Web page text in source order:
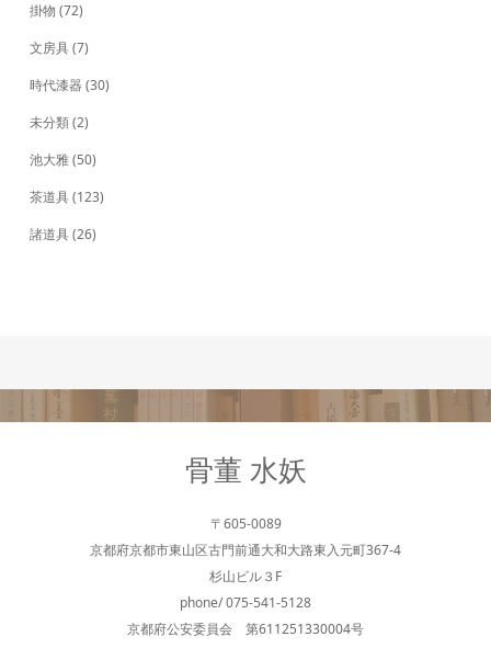
掛物 (72)
文房具(7)
時代漆器 (30)
未分類(2)
池大雅(50)
茶道具(123)
諸道具(26)
骨董 水妖
〒605-0089
京都府京都市東山区古門前通大和大路東入元町367-4
杉山ビル３F
phone/ 075-541-5128
京都府公安委員会 第611251330004号